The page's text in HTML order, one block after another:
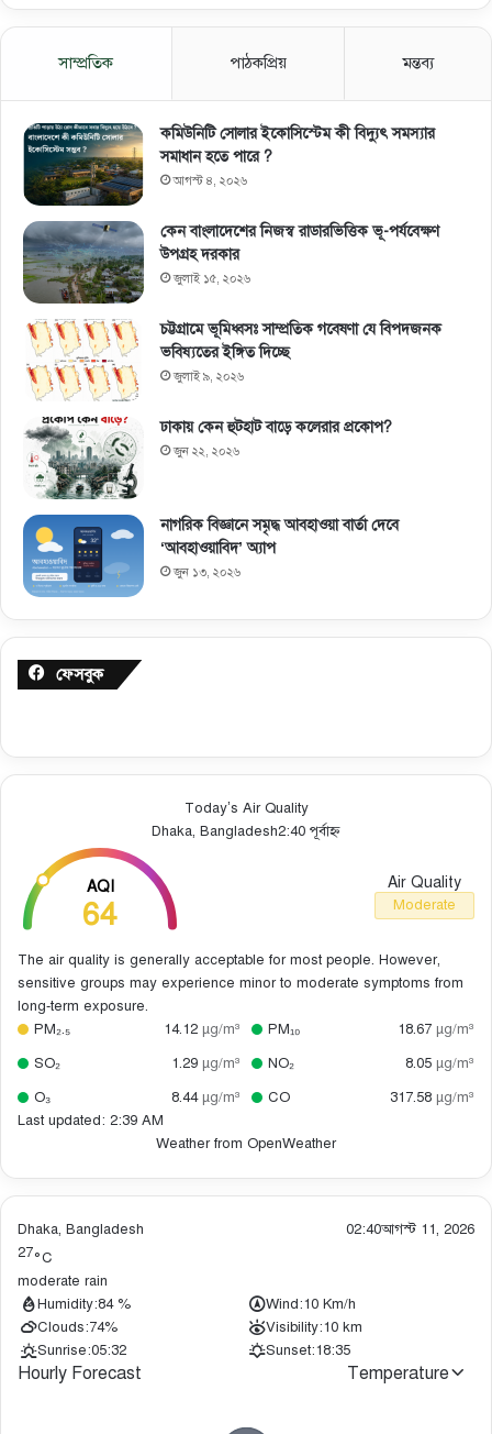
সাম্প্রতিক পাঠকপ্রিয় মন্তব্য
কমিউনিটি সোলার ইকোসিস্টেম কী বিদ্যুৎ সমস্যার
সমাধান হতে পারে ?
আগস্ট ৪, ২০২৬
কেন বাংলাদেশের নিজস্ব রাডারভিত্তিক ভূ-পর্যবেক্ষণ
উপগ্রহ দরকার
জুলাই ১৫, ২০২৬
চট্টগ্রামে ভূমিধ্বসঃ সাম্প্রতিক গবেষণা যে বিপদজনক
ভবিষ্যতের ইঙ্গিত দিচ্ছে
জুলাই ৯, ২০২৬
ঢাকায় কেন হুটহাট বাড়ে কলেরার প্রকোপ?
জুন ২২, ২০২৬
নাগরিক বিজ্ঞানে সমৃদ্ধ আবহাওয়া বার্তা দেবে
‘আবহাওয়াবিদ’ অ্যাপ
জুন ১৩, ২০২৬
ফেসবুক
Today’s Air Quality
Dhaka, Bangladesh2:40 পূর্বাহ্ন
AQI
64
Air Quality
Moderate
The air quality is generally acceptable for most people. However,
sensitive groups may experience minor to moderate symptoms from
long-term exposure.
PM₂.₅
14.12 µg/m³ PM₁₀ 18.67 µg/m³
SO₂
1.29 µg/m³ NO₂ 8.05 µg/m³
O₃
8.44 µg/m³ CO 317.58 µg/m³
Last updated: 2:39 AM
Weather from OpenWeather
Dhaka, Bangladesh 02:40আগস্ট 11, 2026
27°C
moderate rain
Humidity:84 % Wind:10 Km/h
Clouds:74% Visibility:10 km
Sunrise:05:32 Sunset:18:35
Hourly Forecast Temperature